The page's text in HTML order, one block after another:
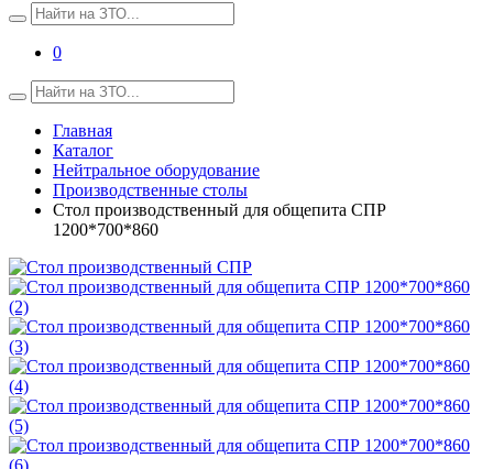
0
Главная
Каталог
Нейтральное оборудование
Производственные столы
Стол производственный для общепита СПР
1200*700*860